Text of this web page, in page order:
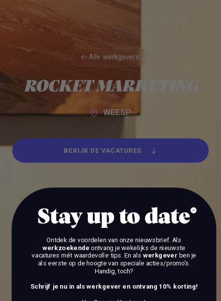
Alle werkgevers
ROCKET MARKETING
WEESP
BEKIJK DE VACATURES
Stay up to date
Ontdek de voordelen van onze nieuwsbrief. Als
werkzoekendeontvang je wekelijks de nieuwste
vacatures mét waardevolle tips. En als werkgever ben je
als eerste op de hoogte van speciale acties/promo's.
Handig, toch?
Schrijf je nu in als werkgever en ontvang 10% korting!